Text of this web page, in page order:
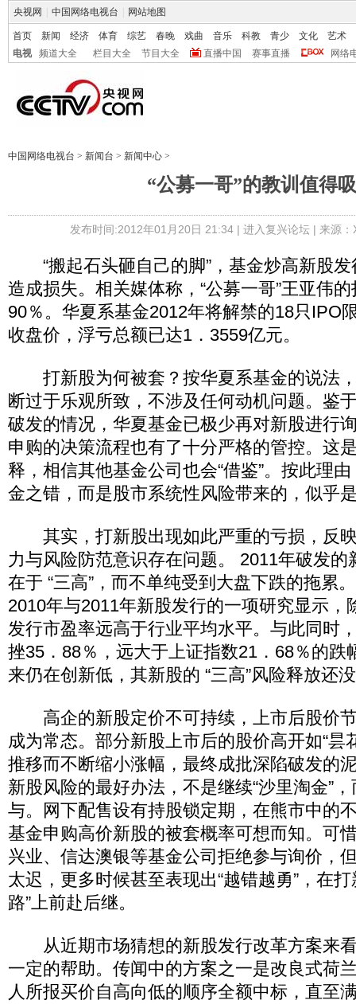
央视网 中国网络电视台 网站地图
首页 新闻 经济 体育 综艺 春晚 戏曲 音乐 科教 青少 文化
艺术
电视
频道大全 栏目大全 节目大全 直播中国 赛事直播 网络
中国网络电视台 > 新闻台 > 新闻中心 >
“公募一哥”的教训值得
发布时间:2012年01月20日 21:34 | 进入复兴论坛| 来源：
“搬起石头砸自己的脚”，基金炒高新股发
造成损失。相关媒体称，“公募一哥”王亚伟
90％。华夏系基金2012年将解禁的18只IPO
收盘价，浮亏总额已达1．3559亿元。
打新股为何被套？按华夏系基金的说法
断过于乐观所致，不涉及任何动机问题。鉴
破发的情况，华夏基金已极少再对新股进行
申购的决策流程也有了十分严格的管控。这
释，相信其他基金公司也会“借鉴”。按此理
金之错，而是股市系统性风险带来的，似乎
其实，打新股出现如此严重的亏损，反
力与风险防范意识存在问题。 2011年破发的
在于 “三高”，而不单纯受到大盘下跌的拖累
2010年与2011年新股发行的一项研究显示，
发行市盈率远高于行业平均水平。与此同时
挫35．88％，远大于上证指数21．68％的跌
来仍在创新低，其新股的 “三高”风险释放还
高企的新股定价不可持续，上市后股价
成为常态。部分新股上市后的股价高开如“昙
推移而不断缩小涨幅，最终成批深陷破发的
新股风险的最好办法，不是继续“沙里淘金”
与。网下配售设有持股锁定期，在熊市中的
基金申购高价新股的被套概率可想而知。可
兴业、信达澳银等基金公司拒绝参与询价，
太迟，更多时候甚至表现出“越错越勇”，在
路”上前赴后继。
从近期市场猜想的新股发行改革方案来看
一定的帮助。传闻中的方案之一是改良式荷
人所报买价自高向低的顺序全额中标，直至